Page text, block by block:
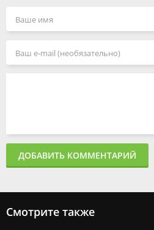
ДОБАВИТЬ КОММЕНТАРИЙ
Смотрите также